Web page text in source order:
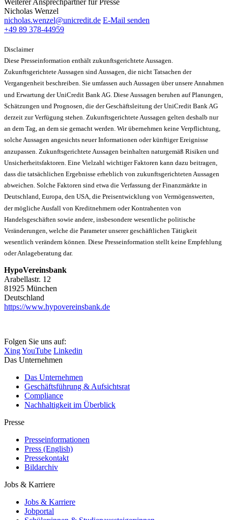
Nicholas Wenzel
nicholas.wenzel@unicredit.de E-Mail senden
+49 89 378-44959
Disclaimer
Diese Presseinformation enthält zukunftsgerichtete Aussagen.
Zukunftsgerichtete Aussagen sind Aussagen, die nicht Tatsachen der
Vergangenheit beschreiben. Sie umfassen auch Aussagen über unsere Annahmen
und Erwartung der UniCredit Bank AG. Diese Aussagen beruhen auf Planungen,
Schätzungen und Prognosen, die der Geschäftsleitung der UniCredit Bank AG
derzeit zur Verfügung stehen. Zukunftsgerichtete Aussagen gelten deshalb nur
an dem Tag, an dem sie gemacht werden. Wir übernehmen keine Verpflichtung,
solche Aussagen angesichts neuer Informationen oder künftiger Ereignisse
anzupassen. Zukunftsgerichtete Aussagen beinhalten naturgemäß Risiken und
Unsicherheitsfaktoren. Eine Vielzahl wichtiger Faktoren kann dazu beitragen,
dass die tatsächlichen Ergebnisse erheblich von zukunftsgerichteten Aussagen
abweichen. Solche Faktoren sind etwa die Verfassung der Finanzmärkte in
Deutschland, Europa, den USA, die Preisentwicklung von Vermögenswerten,
der mögliche Ausfall von Kreditnehmern oder Kontrahenten von
Handelsgeschäften sowie andere, insbesondere wesentliche politische
Veränderungen, welche die Parameter unserer geschäftlichen Tätigkeit
wesentlich verändern können. Diese Presseinformation stellt keine Empfehlung
oder Anlageberatung dar.
HypoVereinsbank
Arabellastr. 12
81925 München
Deutschland
https://www.hypovereinsbank.de
Folgen Sie uns auf:
XingYouTube Linkedin
Das Unternehmen
Das Unternehmen
Geschäftsführung & Aufsichtsrat
Compliance
Nachhaltigkeit im Überblick
Presse
Presseinformationen
Press (English)
Pressekontakt
Bildarchiv
Jobs & Karriere
Jobs & Karriere
Jobportal